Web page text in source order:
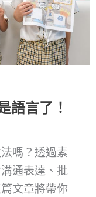
語言了！
嗎？透過素
通表達、批
文章將帶你